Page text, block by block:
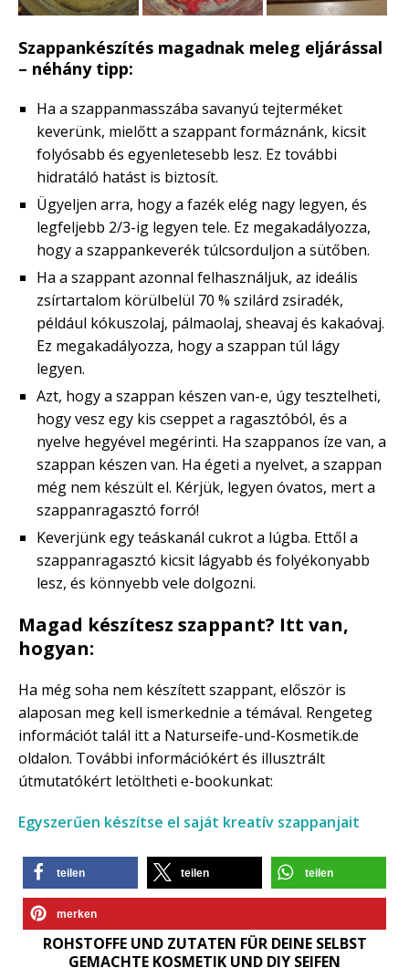
Szappankészítés magadnak meleg eljárással
– néhány tipp:
Ha a szappanmasszába savanyú tejterméket
keverünk, mielőtt a szappant formáznánk, kicsit
folyósabb és egyenletesebb lesz. Ez további
hidratáló hatást is biztosít.
Ügyeljen arra, hogy a fazék elég nagy legyen, és
legfeljebb 2/3-ig legyen tele. Ez megakadályozza,
hogy a szappankeverék túlcsorduljon a sütőben.
Ha a szappant azonnal felhasználjuk, az ideális
zsírtartalom körülbelül 70 % szilárd zsiradék,
például kókuszolaj, pálmaolaj, sheavaj és kakaóvaj.
Ez megakadályozza, hogy a szappan túl lágy
legyen.
Azt, hogy a szappan készen van-e, úgy tesztelheti,
hogy vesz egy kis cseppet a ragasztóból, és a
nyelve hegyével megérinti. Ha szappanos íze van, a
szappan készen van. Ha égeti a nyelvet, a szappan
még nem készült el. Kérjük, legyen óvatos, mert a
szappanragasztó forró!
Keverjünk egy teáskanál cukrot a lúgba. Ettől a
szappanragasztó kicsit lágyabb és folyékonyabb
lesz, és könnyebb vele dolgozni.
Magad készítesz szappant? Itt van,
hogyan:
Ha még soha nem készített szappant, először is
alaposan meg kell ismerkednie a témával. Rengeteg
információt talál itt a Naturseife-und-Kosmetik.de
oldalon. További információkért és illusztrált
útmutatókért letöltheti e-bookunkat:
Egyszerűen készítse el saját kreatív szappanjait
teilen teilen teilen
merken
ROHSTOFFE UND ZUTATEN FÜR DEINE SELBST
GEMACHTE KOSMETIK UND DIY SEIFEN